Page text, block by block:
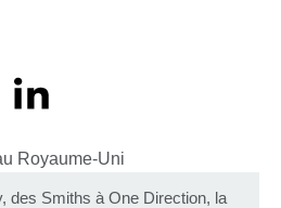
des Smiths à One Direction, la